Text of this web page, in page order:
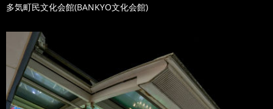
多気町民文化会館(BANKYO文化会館)